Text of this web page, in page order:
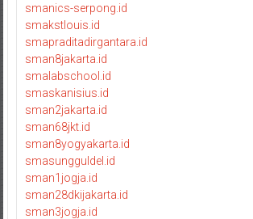
smanics-serpong.id
smakstlouis.id
smapraditadirgantara.id
sman8jakarta.id
smalabschool.id
smaskanisius.id
sman2jakarta.id
sman68jkt.id
sman8yogyakarta.id
smasungguldel.id
sman1jogja.id
sman28dkijakarta.id
sman3jogja.id